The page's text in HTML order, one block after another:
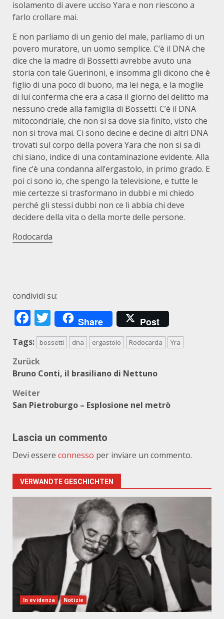
isolamento di avere ucciso Yara e non riescono a
farlo crollare mai.
E non parliamo di un genio del male, parliamo di un
povero muratore, un uomo semplice. C’è il DNA che
dice che la madre di Bossetti avrebbe avuto una
storia con tale Guerinoni, e insomma gli dicono che è
figlio di una poco di buono, ma lei nega, e la moglie
di lui conferma che era a casa il giorno del delitto ma
nessuno crede alla famiglia di Bossetti. C’è il DNA
mitocondriale, che non si sa dove sia finito, visto che
non si trova mai. Ci sono decine e decine di altri DNA
trovati sul corpo della povera Yara che non si sa di
chi siano, indice di una contaminazione evidente. Alla
fine c’è una condanna all’ergastolo, in primo grado. E
poi ci sono io, che spengo la televisione, e tutte le
mie certezze si trasformano in dubbi e mi chiedo
perché gli stessi dubbi non ce li abbia chi deve
decidere della vita o della morte delle persone.
Rodocarda
condividi su:
Facebook
Twitter
Share Post
Tags: bossetti dna ergastolo Rodocarda Yra
Beitragsnavigation
Zurück
Bruno Conti, il brasiliano di Nettuno
Weiter
San Pietroburgo – Esplosione nel metrò
Lascia un commento
Devi essere connesso per inviare un commento.
VERWANDTE GESCHICHTEN
In evidenza Notizie